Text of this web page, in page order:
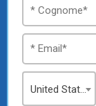
United States